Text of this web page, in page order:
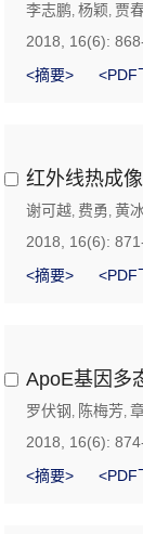
李志鹏, 杨颖, 贾
2018, 16(6):
<摘要>
<PDF
红外线热成
谢可越, 费勇, 黄冰
2018, 16(6):
<摘要>
<PDF
ApoE基因多
罗伏钢 , 陈梅芳,
2018, 16(6):
<摘要>
<PDF